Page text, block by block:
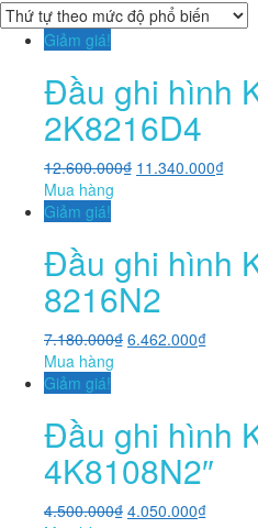
Giảm giá!
Đầu ghi hình
2K8216D4
12.600.000₫ 11.340.000₫
Mua hàng
Giảm giá!
Đầu ghi hình
8216N2
7.180.000₫ 6.462.000₫
Mua hàng
Giảm giá!
Đầu ghi hình
4K8108N2″
4.500.000₫ 4.050.000₫